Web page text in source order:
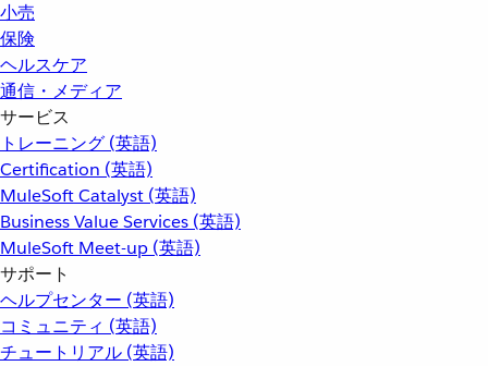
小売
保険
ヘルスケア
通信・メディア
サービス
トレーニング (英語)
Certification (英語)
MuleSoft Catalyst (英語)
Business Value Services (英語)
MuleSoft Meet-up (英語)
サポート
ヘルプセンター (英語)
コミュニティ (英語)
チュートリアル (英語)